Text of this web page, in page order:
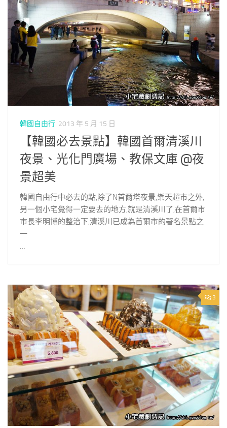
韓國自由行 2013 年 5 月 15 日
【韓國必去景點】韓國首爾清溪川
夜景、光化門廣場、教保文庫 @夜
景超美
韓國自由行中必去的點,除了N首爾塔夜景,樂天超市之外,
另一個小宅覺得一定要去的地方,就是清溪川了,在首爾市
市長李明博的整治下,清溪川已成為首爾市的著名景點之
一
3